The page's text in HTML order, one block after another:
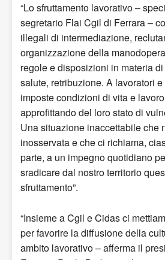
“Lo sfruttamento lavorativo –
segretario Flai Cgil di Ferrara –
illegali di intermediazione,
organizzazione della
regole e disposizioni in materia
salute, retribuzione. A lavoratori
imposte condizioni di vita e
approfittando del loro stato di
Una situazione inaccettabile che
inosservata e che ci richiama,
parte, a un impegno quotidiano
sradicare dal nostro territorio
sfruttamento”.
“Insieme a Cgil e Cidas ci
per favorire la diffusione della
ambito lavorativo – afferma il